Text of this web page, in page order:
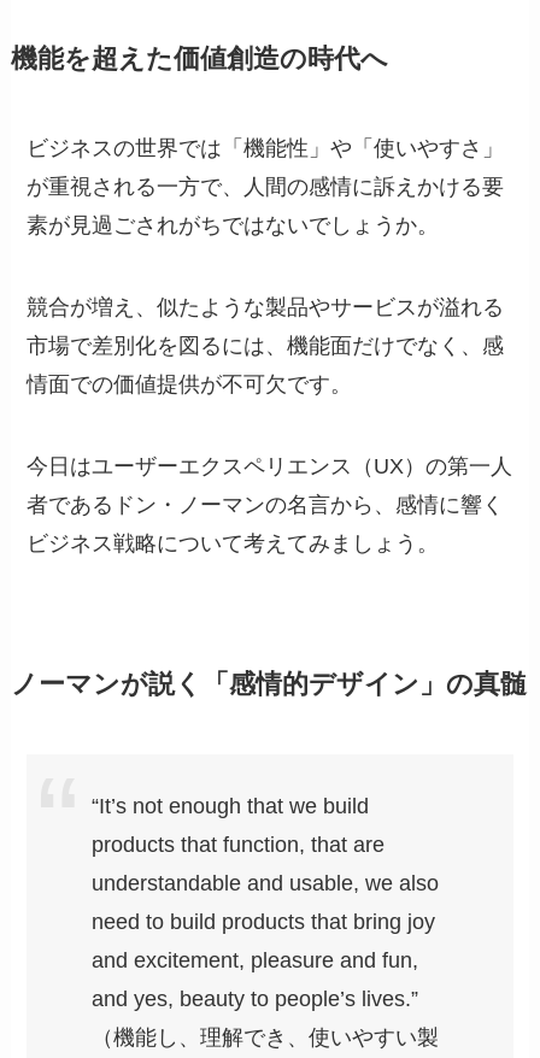
機能を超えた価値創造の時代へ
ビジネスの世界では「機能性」や「使いやすさ」
が重視される一方で、人間の感情に訴えかける要
素が見過ごされがちではないでしょうか。
競合が増え、似たような製品やサービスが溢れる
市場で差別化を図るには、機能面だけでなく、感
情面での価値提供が不可欠です。
今日はユーザーエクスペリエンス（UX）の第一人
者であるドン・ノーマンの名言から、感情に響く
ビジネス戦略について考えてみましょう。
ノーマンが説く「感情的デザイン」の真髄
“It’s not enough that we build
products that function, that are
understandable and usable, we also
need to build products that bring joy
and excitement, pleasure and fun,
and yes, beauty to people’s lives.”
（機能し、理解でき、使いやすい製